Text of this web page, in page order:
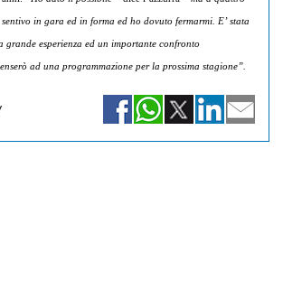
in gara ed in forma ed ho dovuto fermarmi. E’ stata
grande esperienza ed un importante confronto
ad una programmazione per la prossima stagione”.